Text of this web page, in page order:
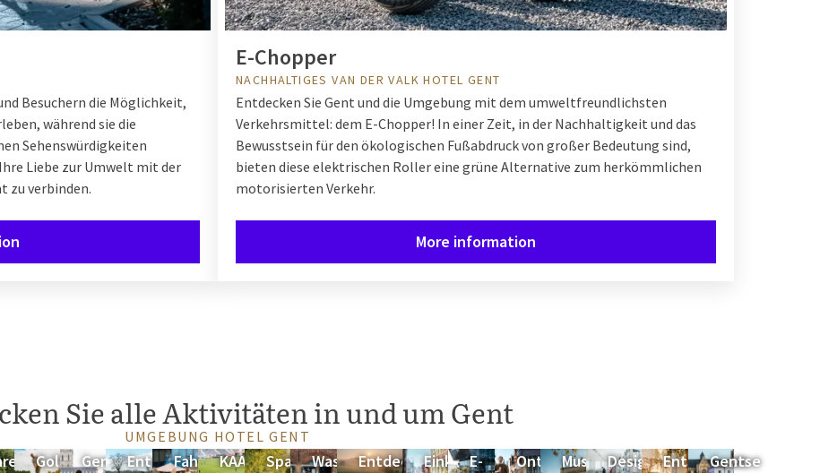
Besuchern die Möglichkeit,
während sie die
Sehenswürdigkeiten
Liebe zur Umwelt mit der
zu verbinden.
E-Chopper
NACHHALTIGES VAN DER VALK HOTEL GENT
Entdecken Sie Gent und die Umgebung mit dem umweltfreundlichsten
Verkehrsmittel: dem E-Chopper! In einer Zeit, in der Nachhaltigkeit und das
Bewusstsein für den ökologischen Fußabdruck von großer Bedeutung sind,
bieten diese elektrischen Roller eine grüne Alternative zum herkömmlichen
motorisierten Verkehr.
More information
Sie alle Aktivitäten in und um Gent
UMGEBUNG HOTEL GENT
Golf
Gent EntdeckenFahrradrouten
KAA
Spazieren im
Was
EntdeckenEinkaufen
E-
OntdekMuseumDesignmuseum
Entspannen
Gentse